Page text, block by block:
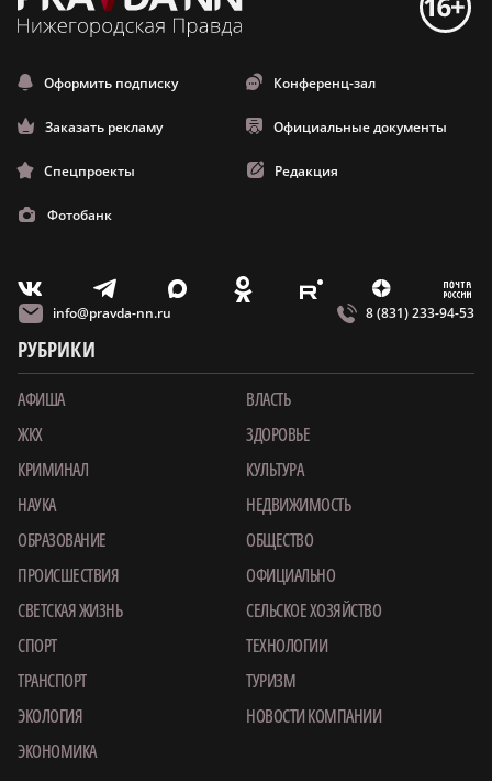
Оформить подписку Конференц-зал
Заказать рекламу Официальные документы
Спецпроекты Редакция
Фотобанк
V T X O E Z m
info@pravda-nn.ru 8 (831) 233-94-53
РУБРИКИ
АФИША
ВЛАСТЬ
ЖКХ
ЗДОРОВЬЕ
КРИМИНАЛ
КУЛЬТУРА
НАУКА
НЕДВИЖИМОСТЬ
ОБРАЗОВАНИЕ
ОБЩЕСТВО
ПРОИСШЕСТВИЯ
ОФИЦИАЛЬНО
СВЕТСКАЯ ЖИЗНЬ
СЕЛЬСКОЕ ХОЗЯЙСТВО
СПОРТ
ТЕХНОЛОГИИ
ТРАНСПОРТ
ТУРИЗМ
ЭКОЛОГИЯ
НОВОСТИ КОМПАНИИ
ЭКОНОМИКА